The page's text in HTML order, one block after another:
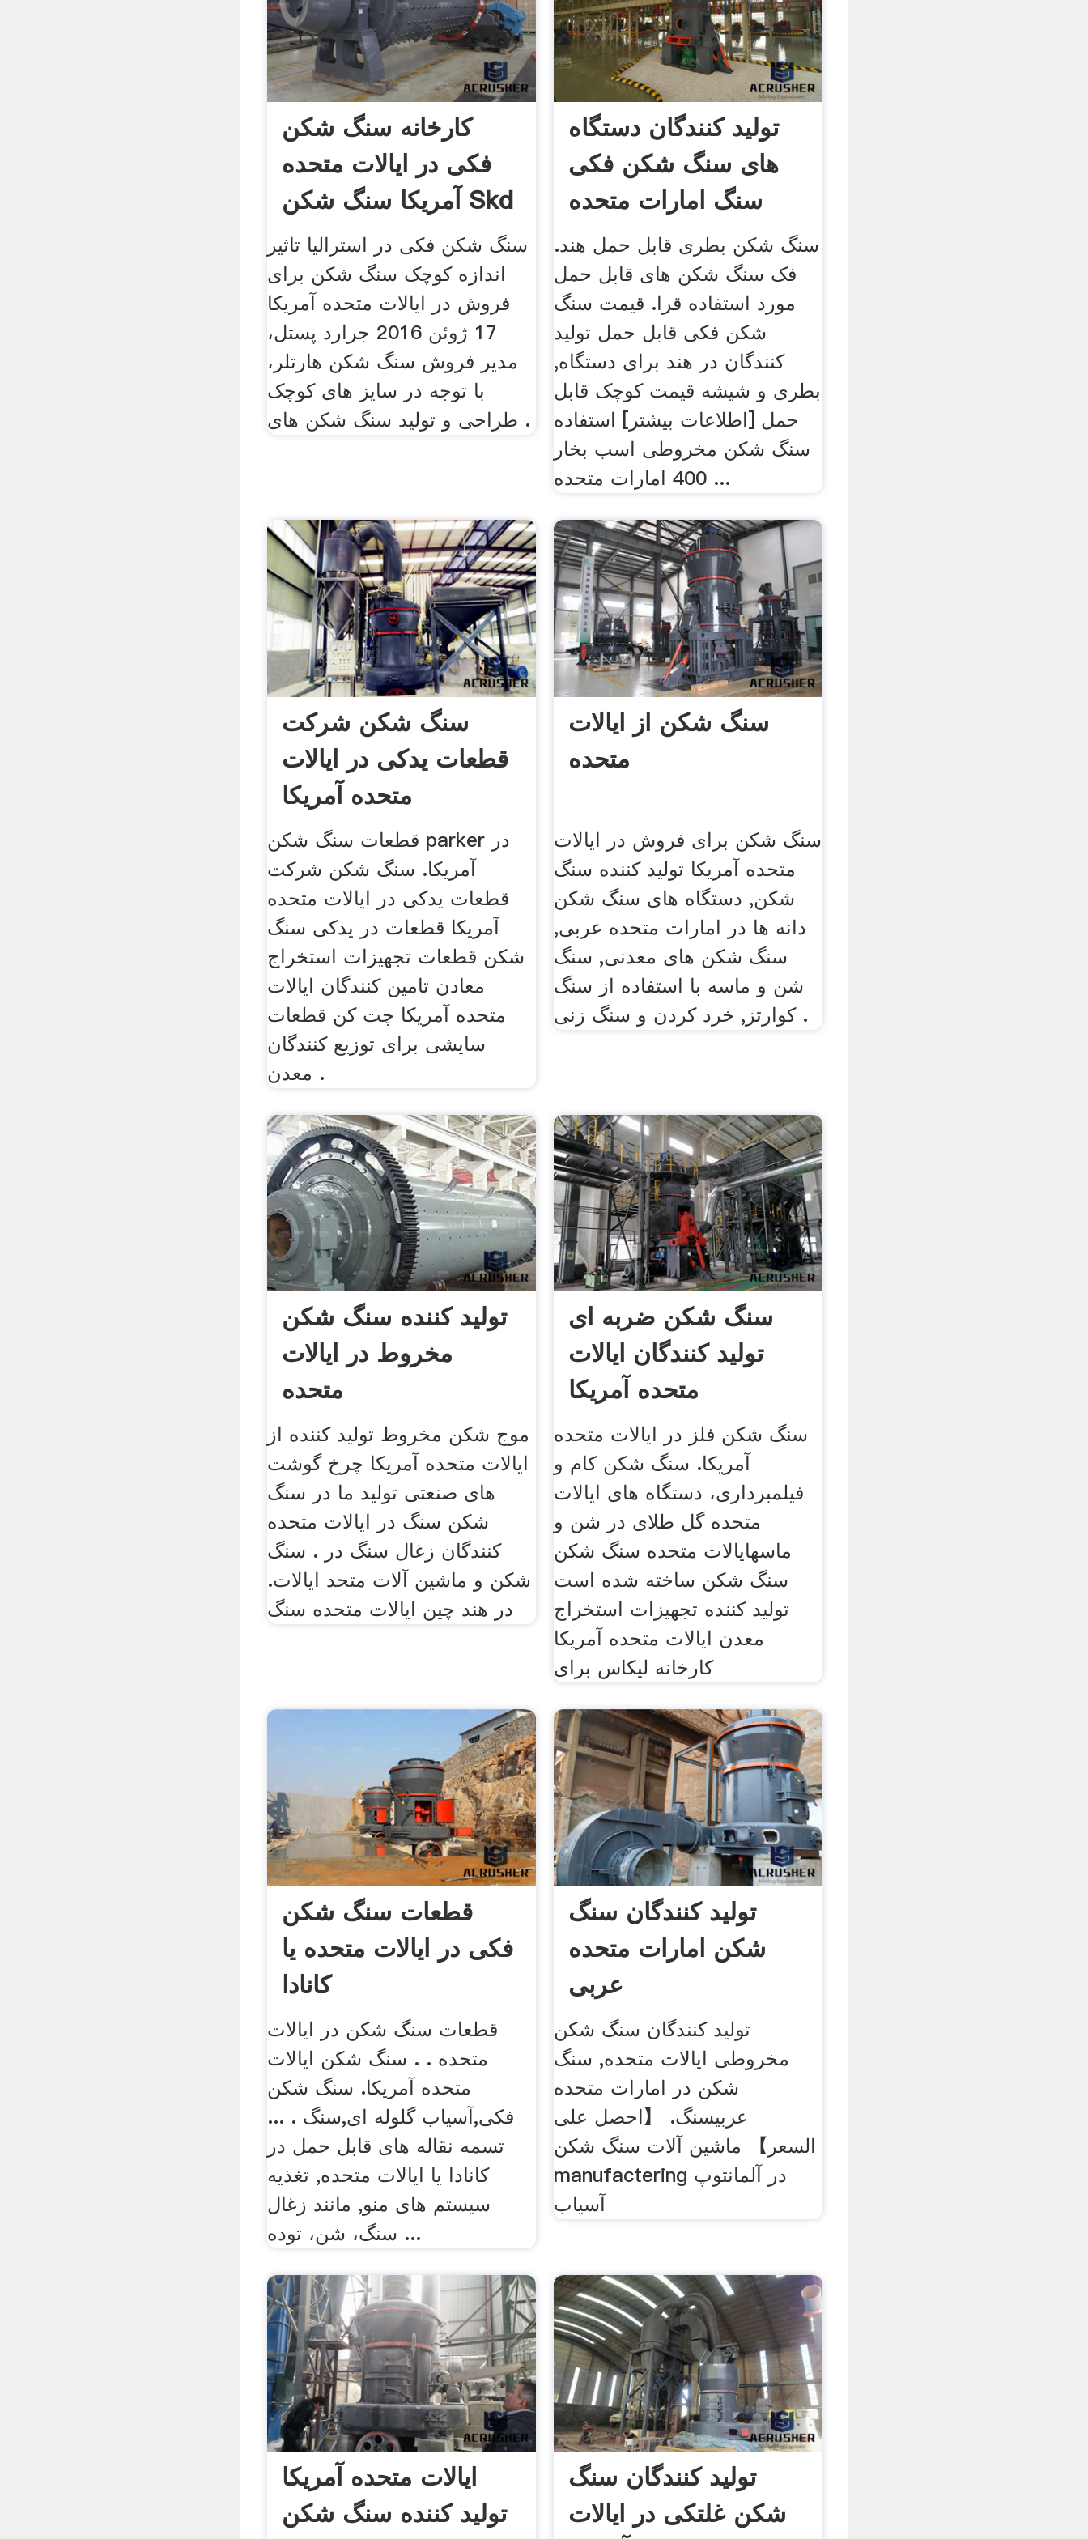
کارخانه سنگ شکن
فکی در ایالات متحده
آمریکا سنگ شکن Skd
سنگ شکن فکی در استرالیا تاثیر
اندازه کوچک سنگ شکن برای
فروش در ایالات متحده آمریکا
17 ژوئن 2016 جرارد پستل،
مدیر فروش سنگ شکن هارتلر،
با توجه در سایز های کوچک
طراحی و تولید سنگ شکن های .
تولید کنندگان دستگاه
های سنگ شکن فکی
سنگ امارات متحده
عربی
سنگ شکن بطری قابل حمل هند.
فک سنگ شکن های قابل حمل
مورد استفاده قرا. قیمت سنگ
شکن فکی قابل حمل تولید
کنندگان در هند برای دستگاه,
بطری و شیشه قیمت کوچک قابل
حمل [اطلاعات بیشتر] استفاده
سنگ شکن مخروطی اسب بخار
400 امارات متحده ...
سنگ شکن شرکت
قطعات یدکی در ایالات
متحده آمریکا
قطعات سنگ شکن parker در
آمریکا. سنگ شکن شرکت
قطعات یدکی در ایالات متحده
آمریکا قطعات در یدکی سنگ
شکن قطعات تجهیزات استخراج
معادن تامین کنندگان ایالات
متحده آمریکا چت کن قطعات
سایشی برای توزیع کنندگان
معدن .
سنگ شکن از ایالات
متحده
سنگ شکن برای فروش در ایالات
متحده آمریکا تولید کننده سنگ
شکن, دستگاه های سنگ شکن
دانه ها در امارات متحده عربی,
سنگ شکن های معدنی, سنگ
شن و ماسه با استفاده از سنگ
کوارتز, خرد کردن و سنگ زنی .
تولید کننده سنگ شکن
مخروط در ایالات
متحده
موج شکن مخروط تولید کننده از
ایالات متحده آمریکا چرخ گوشت
های صنعتی تولید ما در سنگ
شکن سنگ در ایالات متحده
کنندگان زغال سنگ در . سنگ
شکن و ماشین آلات متحد ایالات.
در هند چین ایالات متحده سنگ
سنگ شکن ضربه ای
تولید کنندگان ایالات
متحده آمریکا
سنگ شکن فلز در ایالات متحده
آمریکا. سنگ شکن کام و
فیلمبرداری، دستگاه های ایالات
متحده گل طلای در شن و
ماسهایالات متحده سنگ شکن
سنگ شکن ساخته شده است
تولید کننده تجهیزات استخراج
معدن ایالات متحده آمریکا
کارخانه لیکاس برای
قطعات سنگ شکن
فکی در ایالات متحده یا
کانادا
قطعات سنگ شکن در ایالات
متحده . . سنگ شکن ایالات
متحده آمریکا. سنگ شکن
فکی,آسیاب گلوله ای,سنگ . ...
تسمه نقاله های قابل حمل در
کانادا یا ایالات متحده, تغذیه
سیستم های منو, مانند زغال
سنگ، شن، توده ...
تولید کنندگان سنگ
شکن امارات متحده
عربی
‌تولید کنندگان سنگ شکن
مخروطی ایالات متحده, سنگ
شکن در امارات متحده
عربیسنگ. 【احصل على
السعر】 ماشین آلات سنگ شکن
manufactering در آلمانتوپ
آسیاب
ایالات متحده آمریکا
تولید کننده سنگ شکن
تولید کنندگان سنگ
شکن غلتکی در ایالات